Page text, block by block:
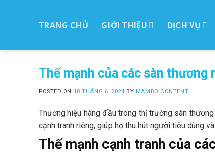
TRANG CHỦ GIỚI THIỆU DỊCH VỤ
Thế mạnh của các sàn
POSTED ON 18 THÁNG 6, 2024 BY MAMBO CONTENT
Thương hiệu hàng đầu trong thị trường sàn
cạnh tranh riêng, giúp họ thu hút người tiêu dùng
Thế mạnh cạnh tranh của